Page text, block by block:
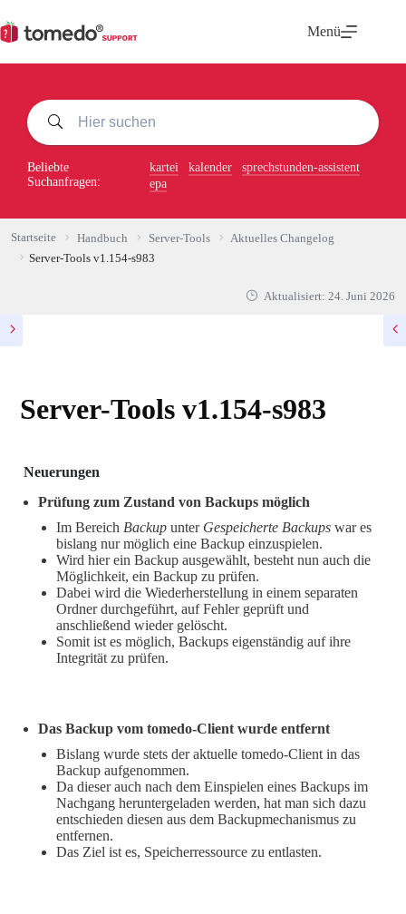
Inhalt
springen
Menü
Beliebte
Suchanfragen:
kartei kalender
sprechstunden-assistent
epa
Startseite Handbuch Server-Tools
Aktuelles Changelog
Server-Tools v1.154-s983
Aktualisiert: 24. Juni 2026
Server-Tools v1.154-s983
Neuerungen
Prüfung zum Zustand von Backups möglich
Im Bereich Backup unter Gespeicherte Backups war es
bislang nur möglich eine Backup einzuspielen.
Wird hier ein Backup ausgewählt, besteht nun auch die
Möglichkeit, ein Backup zu prüfen.
Dabei wird die Wiederherstellung in einem separaten
Ordner durchgeführt, auf Fehler geprüft und
anschließend wieder gelöscht.
Somit ist es möglich, Backups eigenständig auf ihre
Integrität zu prüfen.
Das Backup vom tomedo-Client wurde entfernt
Bislang wurde stets der aktuelle tomedo-Client in das
Backup aufgenommen.
Da dieser auch nach dem Einspielen eines Backups im
Nachgang heruntergeladen werden, hat man sich dazu
entschieden diesen aus dem Backupmechanismus zu
entfernen.
Das Ziel ist es, Speicherressource zu entlasten.